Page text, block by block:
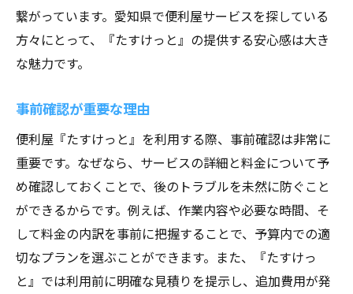
繋がっています。愛知県で便利屋サービスを探している
方々にとって、『たすけっと』の提供する安心感は大き
な魅力です。
事前確認が重要な理由
便利屋『たすけっと』を利用する際、事前確認は非常に
重要です。なぜなら、サービスの詳細と料金について予
め確認しておくことで、後のトラブルを未然に防ぐこと
ができるからです。例えば、作業内容や必要な時間、そ
して料金の内訳を事前に把握することで、予算内での適
切なプランを選ぶことができます。また、『たすけっ
と』では利用前に明確な見積りを提示し、追加費用が発